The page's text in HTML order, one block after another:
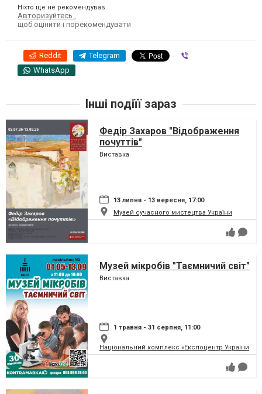
Ніхто ще не рекомендував
Авторизуйтесь
щоб оцінити і порекомендувати
Reddit Telegram
WhatsApp
Інші подіїї зараз
Федір Захаров "Відображення
почуттів"
Виставка
13 липня - 13 вересня, 17:00
Музей сучасного мистецтва України
Музей мікробів "Таємничий світ"
Виставка
1 травня - 31 серпня, 11:00
Національний комплекс «Експоцентр України»